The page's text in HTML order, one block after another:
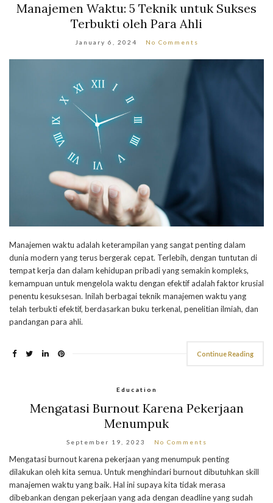
Manajemen Waktu: 5 Teknik untuk Sukses
Terbukti oleh Para Ahli
January 6, 2024 No Comments
Manajemen waktu adalah keterampilan yang sangat penting dalam
dunia modern yang terus bergerak cepat. Terlebih, dengan tuntutan di
tempat kerja dan dalam kehidupan pribadi yang semakin kompleks,
kemampuan untuk mengelola waktu dengan efektif adalah faktor krusial
penentu kesuksesan. Inilah berbagai teknik manajemen waktu yang
telah terbukti efektif, berdasarkan buku terkenal, penelitian ilmiah, dan
pandangan para ahli.
Continue Reading
Education
Mengatasi Burnout Karena Pekerjaan
Menumpuk
September 19, 2023 No Comments
Mengatasi burnout karena pekerjaan yang menumpuk penting
dilakukan oleh kita semua. Untuk menghindari burnout dibutuhkan skill
manajemen waktu yang baik. Hal ini supaya kita tidak merasa
dibebankan dengan pekerjaan yang ada dengan deadline yang sudah